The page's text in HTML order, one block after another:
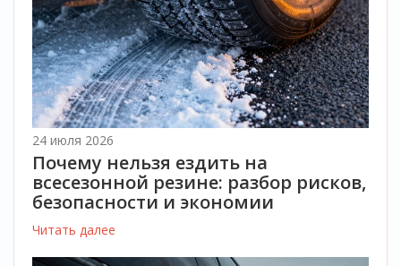
24 июля 2026
Почему нельзя ездить на
всесезонной резине: разбор рисков,
безопасности и экономии
Читать далее